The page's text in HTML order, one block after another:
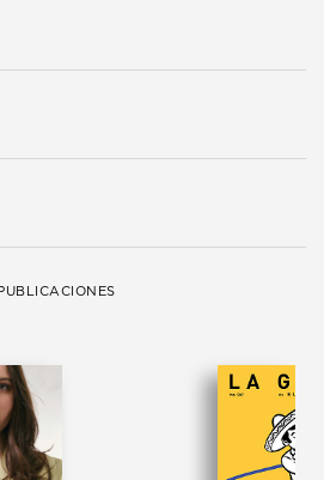
PUBLICACIONES